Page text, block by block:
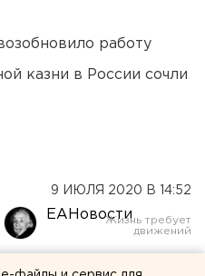
работу
казни в России сочли
9 ИЮЛЯ 2020 В 14:52
ЕАНовости